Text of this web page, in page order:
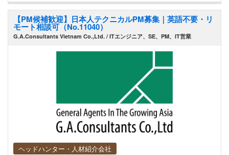
ール（外注活用時の選定・折衝・進捗管理） ・チ
ェンジマネジメント（社内定着） ・現場社員への
教育、運用フローの定着化、業務改善文化の醸成
験と知見をもとに、会社の仕組みそのものをデザ
インできます。 これまでの実績を海外でDX推進で
組織変革を起こしていただきます。 【募集背景】
同社は、さらなる成長と収益力の強化を目指し、
社内の抜本的なDXを推進部隊の立ち上げを検討し
ております。 現状は「DXの土台すらまだ整ってい
ない」状態です。だからこそ、ツール導入などの
【PM候補歓迎】日本人テクニカルPM募集｜英語不要・リ
モート相談可（No.11040）
G.A.Consultants Vietnam Co.,Ltd. / ITエンジニア、SE、PM、IT営業
ヘッドハンター・人材紹介会社